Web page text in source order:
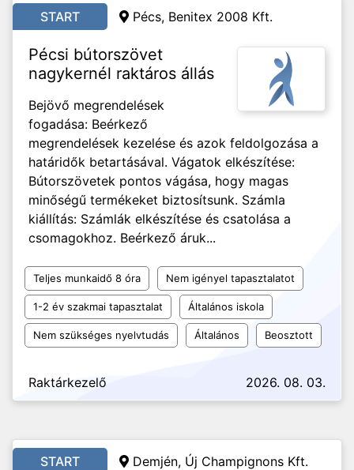
START Pécs, Benitex 2008 Kft.
Pécsi bútorszövet
nagykernél raktáros állás
Bejövő megrendelések
fogadása: Beérkező
megrendelések kezelése és azok feldolgozása a
határidők betartásával. Vágatok elkészítése:
Bútorszövetek pontos vágása, hogy magas
minőségű termékeket biztosítsunk. Számla
kiállítás: Számlák elkészítése és csatolása a
csomagokhoz. Beérkező áruk...
Teljes munkaidő 8 óra Nem igényel tapasztalatot
1-2 év szakmai tapasztalat Általános iskola
Nem szükséges nyelvtudás Általános Beosztott
Raktárkezelő 2026. 08. 03.
START Demjén, Új Champignons Kft.